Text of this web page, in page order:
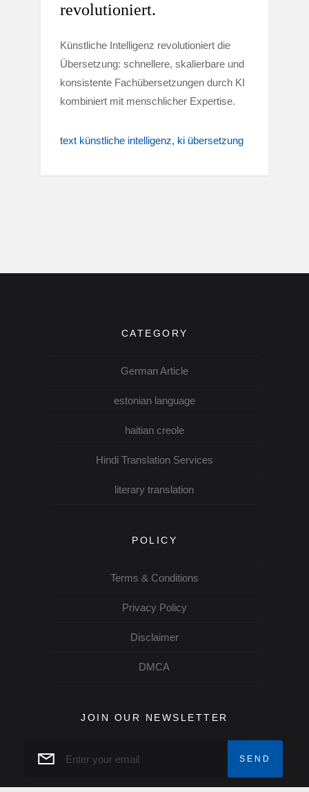
revolutioniert.
Künstliche Intelligenz revolutioniert die
Übersetzung: schnellere, skalierbare und
konsistente Fachübersetzungen durch KI
kombiniert mit menschlicher Expertise.
text künstliche intelligenz ki übersetzung
CATEGORY
German Article
estonian language
haitian creole
Hindi Translation Services
literary translation
POLICY
Terms & Conditions
Privacy Policy
Disclaimer
DMCA
JOIN OUR NEWSLETTER